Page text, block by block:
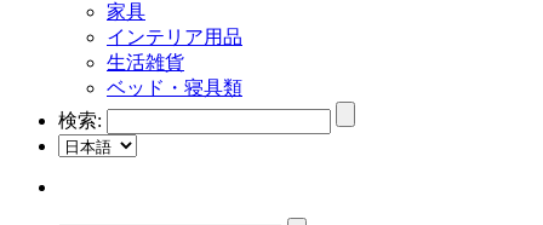
家具
インテリア用品
生活雑貨
ベッド・寝具類
検索: